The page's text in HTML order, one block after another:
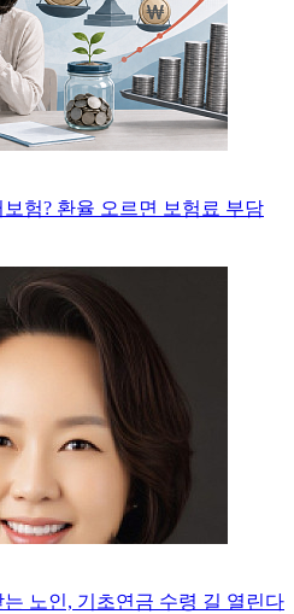
험? 환율 오르면 보험료 부담
노인, 기초연금 수령 길 열린다